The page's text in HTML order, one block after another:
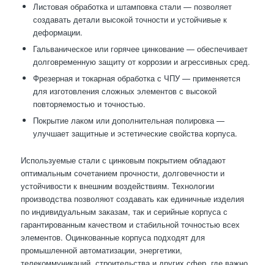
Листовая обработка и штамповка стали — позволяет
создавать детали высокой точности и устойчивые к
деформации.
Гальваническое или горячее цинкование — обеспечивает
долговременную защиту от коррозии и агрессивных сред.
Фрезерная и токарная обработка с ЧПУ — применяется
для изготовления сложных элементов с высокой
повторяемостью и точностью.
Покрытие лаком или дополнительная полировка —
улучшает защитные и эстетические свойства корпуса.
Используемые стали с цинковым покрытием обладают
оптимальным сочетанием прочности, долговечности и
устойчивости к внешним воздействиям. Технологии
производства позволяют создавать как единичные изделия
по индивидуальным заказам, так и серийные корпуса с
гарантированным качеством и стабильной точностью всех
элементов. Оцинкованные корпуса подходят для
промышленной автоматизации, энергетики,